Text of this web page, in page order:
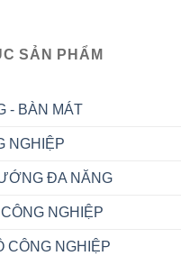
SẢN PHẨM
- BÀN MÁT
NGHIỆP
ĐA NĂNG
NGHIỆP
CÔNG NGHIỆP